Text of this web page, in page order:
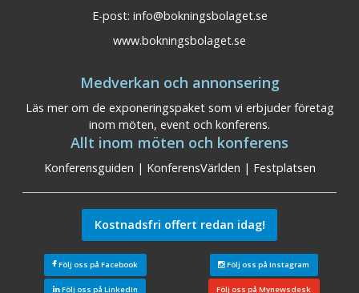
E-post: info@bokningsbolaget.se
www.bokningsbolaget.se
Medverkan och annonsering
Läs mer om de exponeringspaket som vi erbjuder företag
inom möten, event och konferens.
Allt inom möten och konferens
Konferensguiden | KonferensVärlden | Festplatsen
Kostnadsfri offert redan idag!
Följ oss på Facebook Följ oss på Instagram
Följ oss på LinkedIn Följ oss på Mynewsdesk